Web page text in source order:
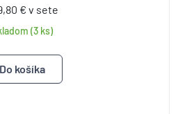
€ v sete
(3 ks)